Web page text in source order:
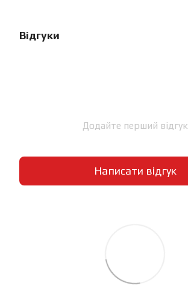
Відгуки
Додайте перший відгук
Написати відгук